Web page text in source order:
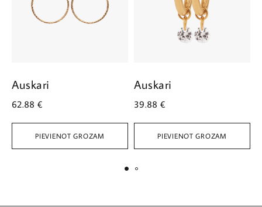
PIEVIENOT GROZAM
Auskari
62.88 €
PIEVIENOT GROZAM
Auskari
39.88 €